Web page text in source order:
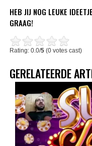
HEB JIJ NOG LEUKE
GRAAG!
Rating: 0.0/5 (0 votes cast)
GERELATEERDE